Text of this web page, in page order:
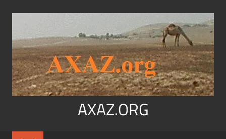
содержимому
AXAZ.ORG
Арабский